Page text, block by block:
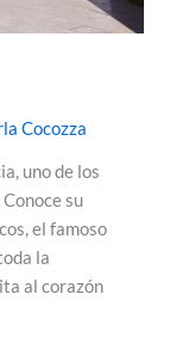
Cocozza
uno de los
su
el famoso
la
al corazón